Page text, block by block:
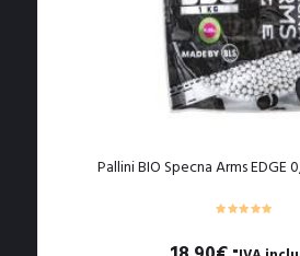
Pallini BIO Specna Arms EDGE